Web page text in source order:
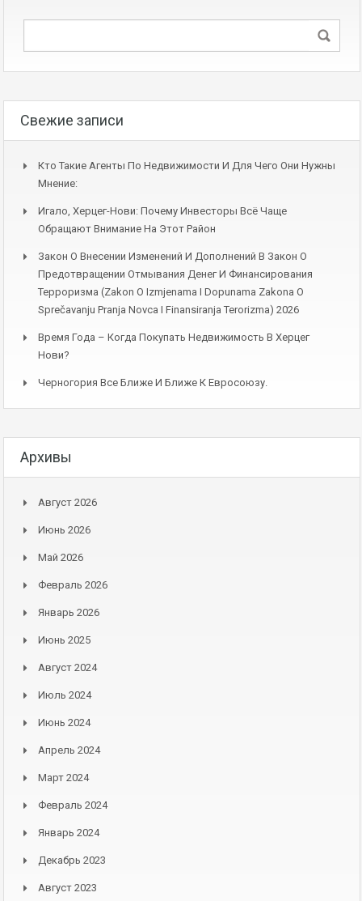
Свежие записи
Кто Такие Агенты По Недвижимости И Для Чего Они Нужны
Мнение:
Игало, Херцег-Нови: Почему Инвесторы Всё Чаще
Обращают Внимание На Этот Район
Закон О Внесении Изменений И Дополнений В Закон О
Предотвращении Отмывания Денег И Финансирования
Терроризма (Zakon O Izmjenama I Dopunama Zakona O
Sprečavanju Pranja Novca I Finansiranja Terorizma) 2026
Время Года – Когда Покупать Недвижимость В Херцег
Нови?
Черногория Все Ближе И Ближе К Евросоюзу.
Архивы
Август 2026
Июнь 2026
Май 2026
Февраль 2026
Январь 2026
Июнь 2025
Август 2024
Июль 2024
Июнь 2024
Апрель 2024
Март 2024
Февраль 2024
Январь 2024
Декабрь 2023
Август 2023